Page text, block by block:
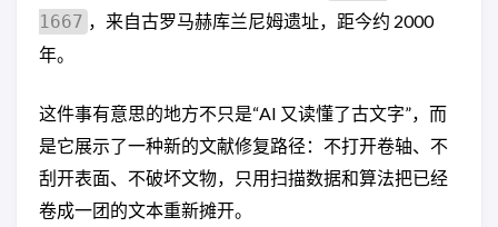
1667 ，来自古罗马赫库兰尼姆遗址，距今约 2000
年。
这件事有意思的地方不只是“AI 又读懂了古文字”，而
是它展示了一种新的文献修复路径：不打开卷轴、不
刮开表面、不破坏文物，只用扫描数据和算法把已经
卷成一团的文本重新摊开。